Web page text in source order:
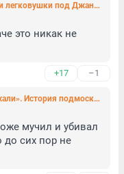
СК показал видео столкновения поезда и легковушки под Джанкоем
это никак не
+17 –1
«На некоторые трупы мы даже не выезжали». История подмосковного маньяка Сергея Головкина, который расчленял и ел детей
мучил и убивал
до сих пор не